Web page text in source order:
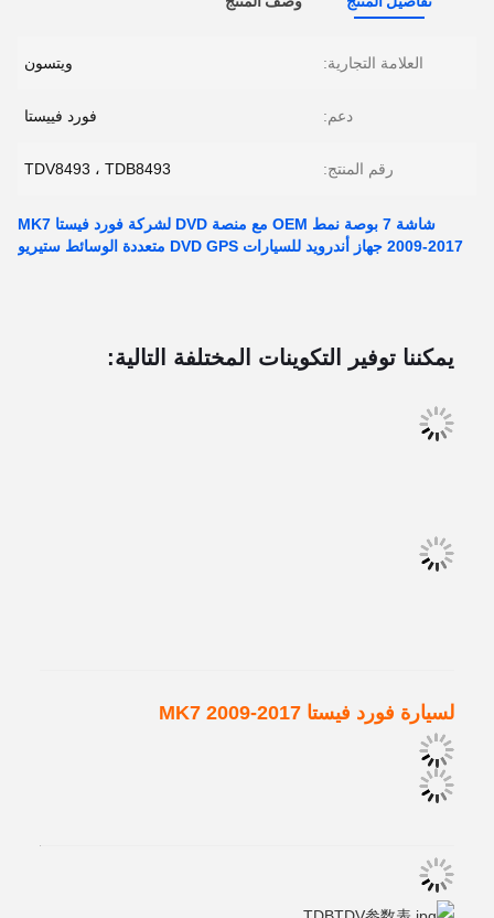
العلامة التجارية: ويتسون
دعم: فورد فييستا
رقم المنتج: TDV8493 ، TDB8493
شاشة 7 بوصة نمط OEM مع منصة DVD لشركة فورد فيستا MK7
2009-2017 جهاز أندرويد للسيارات DVD GPS متعددة الوسائط ستيريو
يمكننا توفير التكوينات المختلفة التالية:
لسيارة فورد فيستا MK7 2009-2017